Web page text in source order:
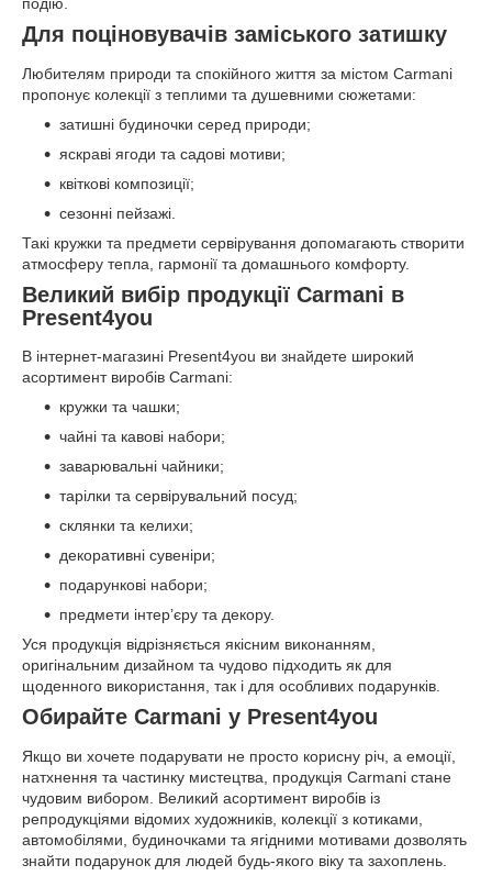
Для поціновувачів заміського затишку
Любителям природи та спокійного життя за містом Carmani
пропонує колекції з теплими та душевними сюжетами:
затишні будиночки серед природи;
яскраві ягоди та садові мотиви;
квіткові композиції;
сезонні пейзажі.
Такі кружки та предмети сервірування допомагають створити
атмосферу тепла, гармонії та домашнього комфорту.
Великий вибір продукції Carmani в
Present4you
В інтернет-магазині Present4you ви знайдете широкий
асортимент виробів Carmani:
кружки та чашки;
чайні та кавові набори;
заварювальні чайники;
тарілки та сервірувальний посуд;
склянки та келихи;
декоративні сувеніри;
подарункові набори;
предмети інтер’єру та декору.
Уся продукція відрізняється якісним виконанням,
оригінальним дизайном та чудово підходить як для
щоденного використання, так і для особливих подарунків.
Обирайте Carmani у Present4you
Якщо ви хочете подарувати не просто корисну річ, а емоції,
натхнення та частинку мистецтва, продукція Carmani стане
чудовим вибором. Великий асортимент виробів із
репродукціями відомих художників, колекції з котиками,
автомобілями, будиночками та ягідними мотивами дозволять
знайти подарунок для людей будь-якого віку та захоплень.